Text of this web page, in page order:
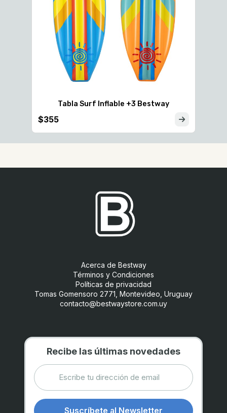
Tabla Surf Inflable +3 Bestway
$355
Acerca de Bestway
Términos y Condiciones
Políticas de privacidad
Tomas Gomensoro 2771, Montevideo, Uruguay
contacto@bestwaystore.com.uy
Recibe las últimas novedades
Suscríbete al Newsletter